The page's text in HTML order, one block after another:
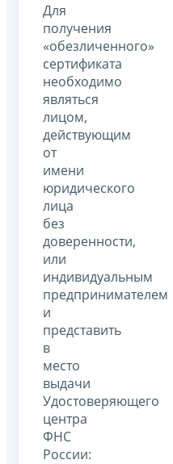
Для
получения
«обезличенного»
сертификата
необходимо
являться
лицом,
действующим
от
имени
юридического
лица
без
доверенности,
или
индивидуальным
предпринимателем
и
представить
в
место
выдачи
Удостоверяющего
центра
ФНС
России: